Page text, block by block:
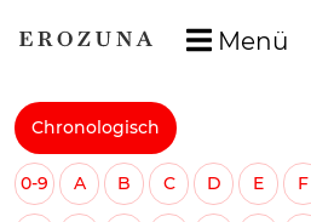
Menü
Chronologisch
0-9 A B C D E F